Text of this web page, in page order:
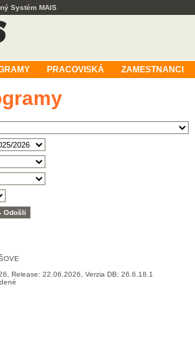
Systém MAIS
PRACOVISKÁ ZAMESTNANCI
Release: 22.06.2026, Verzia DB: 26.6.18.1